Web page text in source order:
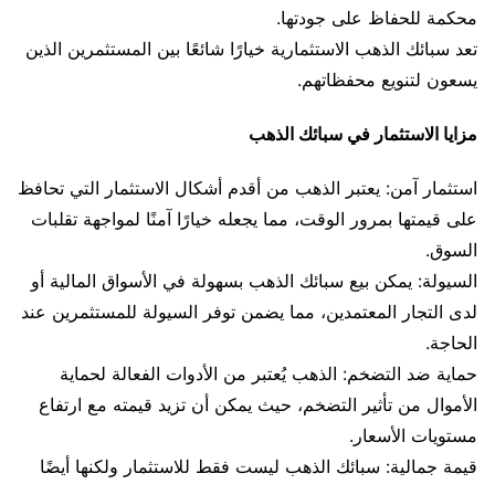
محكمة للحفاظ على جودتها.
تعد سبائك الذهب الاستثمارية خيارًا شائعًا بين المستثمرين الذين
يسعون لتنويع محفظاتهم.
مزايا الاستثمار في سبائك الذهب
استثمار آمن: يعتبر الذهب من أقدم أشكال الاستثمار التي تحافظ
على قيمتها بمرور الوقت، مما يجعله خيارًا آمنًا لمواجهة تقلبات
السوق.
السيولة: يمكن بيع سبائك الذهب بسهولة في الأسواق المالية أو
لدى التجار المعتمدين، مما يضمن توفر السيولة للمستثمرين عند
الحاجة.
حماية ضد التضخم: الذهب يُعتبر من الأدوات الفعالة لحماية
الأموال من تأثير التضخم، حيث يمكن أن تزيد قيمته مع ارتفاع
مستويات الأسعار.
قيمة جمالية: سبائك الذهب ليست فقط للاستثمار ولكنها أيضًا